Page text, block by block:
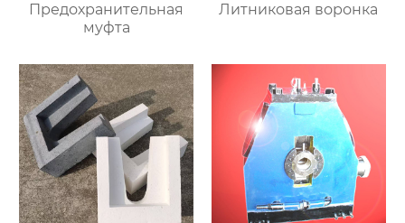
Предохранительная
муфта
Литниковая воронка